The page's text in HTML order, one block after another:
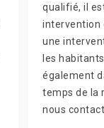
qualifié, il
intervention
une
les
également
temps de la
nous